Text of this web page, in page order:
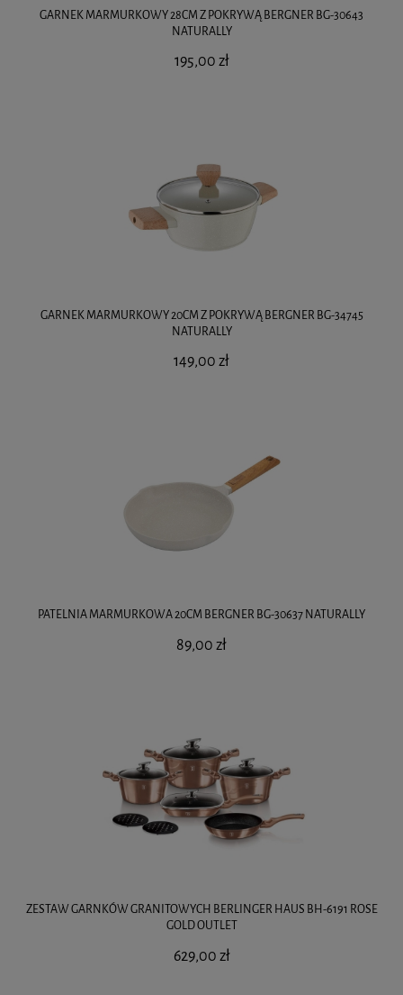
GARNEK MARMURKOWY 28CM Z POKRYWĄ BERGNER BG-30643
NATURALLY
195,00 zł
GARNEK MARMURKOWY 20CM Z POKRYWĄ BERGNER BG-34745
NATURALLY
149,00 zł
PATELNIA MARMURKOWA 20CM BERGNER BG-30637 NATURALLY
89,00 zł
ZESTAW GARNKÓW GRANITOWYCH BERLINGER HAUS BH-6191 ROSE
GOLD OUTLET
629,00 zł